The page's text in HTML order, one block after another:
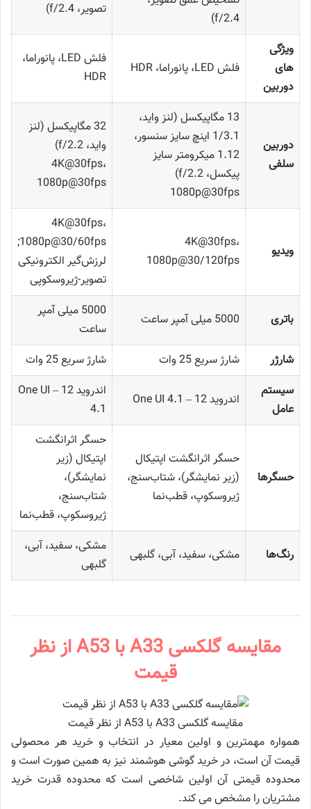
f/2.4)
تصویر، f/2.4)
ویژگی
های
دوربین
فلش LED، پانوراما، HDR
فلش LED، پانوراما،
HDR
دوربین
سلفی
13 مگاپیکسل (لنز واید،
1/3.1 اینچ سایز سنسور،
1.12 میکرومتر سایز
پیکسل، f/2.2)
1080p@30fps
32 مگاپیکسل (لنز
واید، f/2.2)
4K@30fps،
1080p@30fps
ویدیو
4K@30fps،
1080p@30/120fps
4K@30fps،
1080p@30/60fps;
لرزش‌گیر الکترونیکی
تصویر-ژیروسکوپی
باتری 5000 میلی آمپر ساعت
5000 میلی آمپر
ساعت
شارژر
شارژ سریع 25 وات
شارژ سریع 25 وات
سیستم
عامل
اندروید 12 – One UI 4.1
اندروید 12 – One UI
4.1
حسگرها
حسگر اثرانگشت اپتیکال
(زیر نمایشگر)، شتاب‌سنج،
ژیروسکوپ، قطب‌نما
حسگر اثرانگشت
اپتیکال (زیر
نمایشگر)،
شتاب‌سنج،
ژیروسکوپ، قطب‌نما
رنگ‌ها مشکی، سفید، آبی، گلبهی
مشکی، سفید، آبی،
گلبهی
مقایسه گلکسی A33 با A53 از نظر
قیمت
مقایسه گلکسی A33 با A53 از نظر قیمت
همواره مهمترین و اولین معیار در انتخاب و خرید هر محصولی
قیمت آن است، در خرید گوشی هوشمند نیز به همین صورت است و
محدوده قیمتی آن اولین شاخصی است که محدوده قدرت خرید
مشتریان را مشخص می کند.